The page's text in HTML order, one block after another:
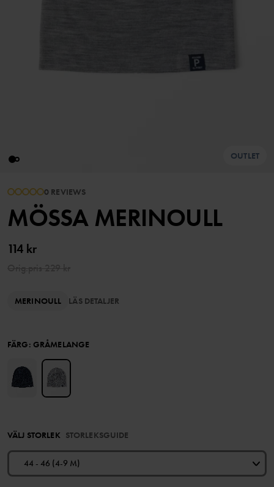
OUTLET
0 REVIEWS
MÖSSA MERINOULL
114 kr
MERINOULL LÄS DETALJER
FÄRG: GRÅMELANGE
VÄLJ STORLEK STORLEKSGUIDE
44 - 46 (4-9 M)